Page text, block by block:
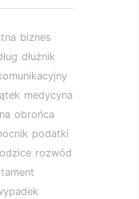
biznes
dłużnik
medycyna
obrońca
podatki
rozwód